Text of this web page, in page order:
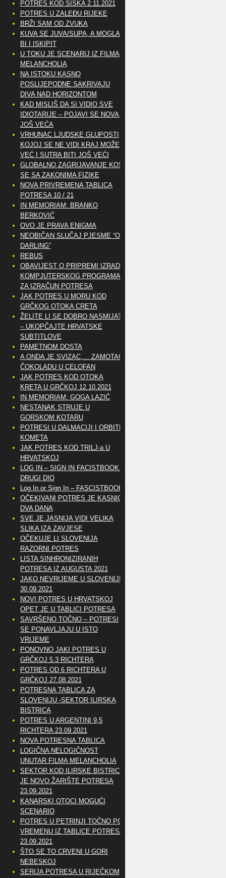
POTRES KOD SISKA 2.11.2021
POTRES U ZALEĐU RIJEKE
BRŽI SAM OD ZVUKA
KUVA SE JUVA/SUPA, A MOGLA
BI I ISKIPIT
U TOKU JE SCENARIJ IZ FILMA
MELANCHOLIA
NA ISTOKU KASNO
POSLIJEPODNE SAKRIVAJU
DIVA NAD HORIZONTOM
KAD MISLIŠ DA SI VIDIO SVE
IDIOTARIJE – POJAVI SE NOVA,..
JOŠ VEĆA
VRHUNAC LJUDSKE GLUPOSTI
KOJOJ SE NE VIDI KRAJ MOŽE
VEĆ I SUTRA BITI JOŠ VEĆI
GLOBALNO ZAGRIJAVANJE KOSI
SE SA ZAKONIMA FIZIKE
NOVA PRIVREMENA TABLICA
POTRESA 10 / 21
IN MEMORIAM: BRANKO
BERKOVIĆ
OVO JE PRAVA ENIGMA
NEOBIČAN SLUČAJ PJESME “OH
DARLING”
REBUS
OBAVIJEST O PRIPREMI IZRADE
KOMPJUTERSKOG PROGRAMA
ZA IZRAČUN POTRESA
JAK POTRES U MORU KOD
GRČKOG OTOKA CRETA
ŽELITE LI SE DOBRO NASMIJATI
– UKOPČAJTE HRVATSKE
SUBTITLOVE
PAMETNOM DOSTA
A ONDA JE SVIZAC,… ZAMOTAO
ČOKOLADU U CELOFAN
JAK POTRES KOD OTOKA
KRETA U GRČKOJ 12.10.2021
IN MEMORIAM: GOGA LAZIĆ
NESTANAK STRUJE U
GORSKOM KOTARU
POTRESI U DALMACIJI I ORBITE
KOMETA
JAK POTRES KOD TRILJ-a U
HRVATSKOJ
LOG IN – SIGN IN FACISTBOOK –
DRUGI DIO
Log In or Sign In – FASCISTBOOK
OČEKIVANI POTRES JE KASNIO
DVA DANA
SVE JE JASNIJA VIDI VELIKA
SLIKA IZA ZAVJESE
OČEKUJE LI SLOVENIJA
RAZORNI POTRES
LISTA SINHRONIZIRANIH
POTRESA IZ AUGUSTA 2021
JAKO NEVRIJEME U SLOVENIJI
30.09.2021
NOVI POTRES U HRVATSKOJ
OPET JE U TABLICI POTRESA
SAVRŠENO TOČNO – POTRESI
SE PONAVLJAJU U ISTO
VRIJEME
PONOVNO JAKI POTRES U
GRČKOJ 5.3 RICHTERA
POTRES OD 6 RICHTERA U
GRČKOJ 27.08.2021
POTRESNA TABLICA ZA
SLOVENIJU -SEKTOR ILIRSKA
BISTRICA
POTRES U ARGENTINI 9,5
RICHTERA 23.09.2021
NOVA POTRESNA TABLICA
LOGIČNA NELOGIČNOST
UNUTAR FILMA MELANCHOLIA
SEKTOR KOD ILIRSKE BISTRICE
JE NOVO ŽARIŠTE POTRESA
23.09.2021
KANARSKI OTOCI MOGUĆI
SCENARIO
POTRES U PETRINJI TOČNO PO
VREMENU IZ TABLICE POTRESA
23.09.2021
ŠTO SE TO CRVENI U GORI
NEBESKOJ
SERIJA POTRESA U RIJEČKOM